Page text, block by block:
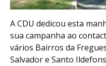
A CDU dedicou esta
sua campanha ao
vários Bairros da
Salvador e Santo